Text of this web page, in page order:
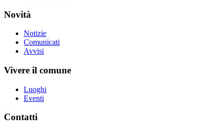
Novità
Notizie
Comunicati
Avvisi
Vivere il comune
Luoghi
Eventi
Contatti